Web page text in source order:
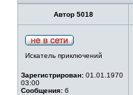
Автор 5018
Искатель приключений
Зарегистрирован: 01.01.1970
03:00
Сообщения: 6